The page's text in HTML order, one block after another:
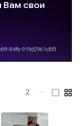
2 —